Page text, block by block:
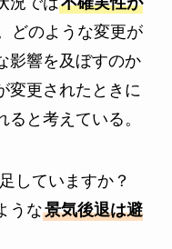
どのような変更が
影響を及ぼすのか
変更されたときに
と考えている。
していますか？
うな景気後退は避